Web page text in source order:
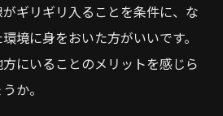
ギリギリ入ることを条件に、な
境に身をおいた方がいいです。
にいることのメリットを感じら
か。